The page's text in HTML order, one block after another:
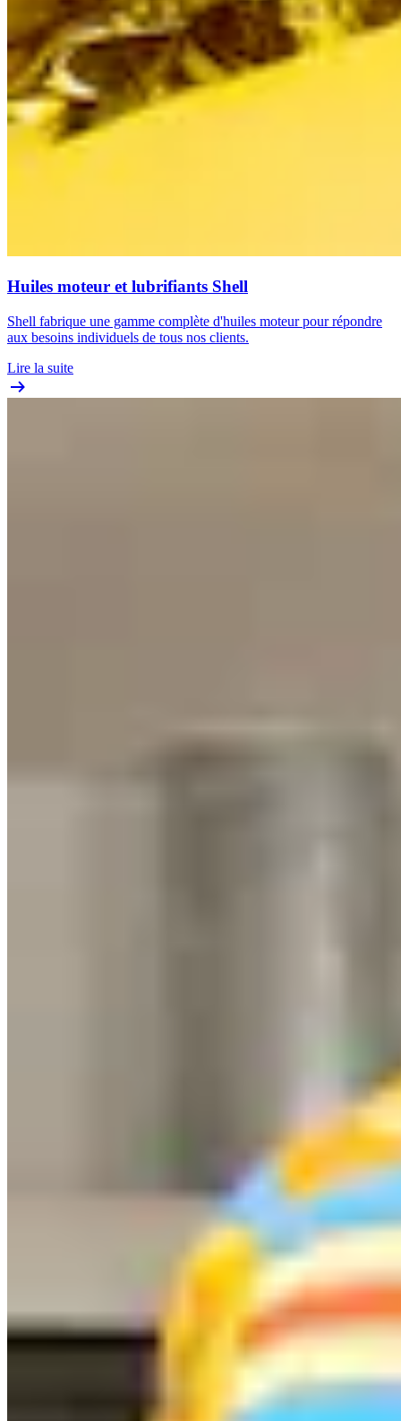
Huiles moteur et lubrifiants Shell
Shell fabrique une gamme complète d'huiles moteur pour répondre
aux besoins individuels de tous nos clients.
Lire la suite